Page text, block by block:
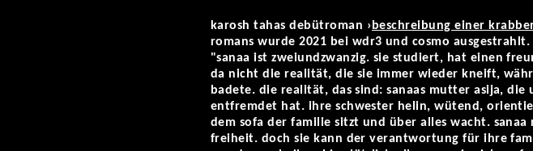
karosh tahas debütroman ›beschreibung einer
romans wurde 2021 bei wdr3 und cosmo ausgestrahlt.
"sanaa ist zweiundzwanzig. sie studiert, hat einen
da nicht die realität, die sie immer wieder kneift,
badete. die realität, das sind: sanaas mutter asija,
entfremdet hat. ihre schwester helin, wütend,
dem sofa der familie sitzt und über alles wacht.
freiheit. doch sie kann der verantwortung für ihre